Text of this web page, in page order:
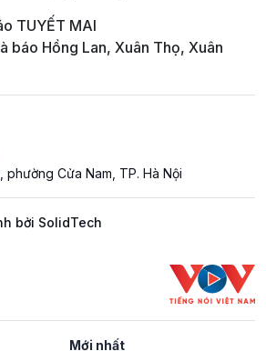
TUYẾT MAI
báo Hồng Lan, Xuân Thọ, Xuân
phường Cửa Nam, TP. Hà Nội
bởi SolidTech
Mới nhất